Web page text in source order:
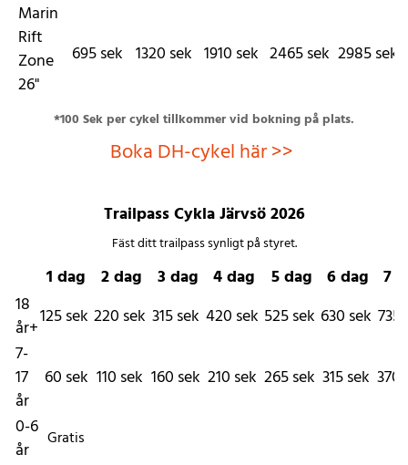
Marin
Rift
Zone
26"
695sek 1320 sek 1910 sek 2465sek 2985sek
*100 Sek per cykel tillkommer vid bokning på plats.
Boka DH-cykel här >>
Trailpass Cykla Järvsö 2026
Fäst ditt trailpass synligt på styret.
1 dag 2 dag 3 dag 4 dag 5 dag 6 dag 7
18
år+125sek 220 sek 315sek 420 sek 525sek 630 sek 735
7-
17
år
60 sek 110 sek 160 sek 210 sek 265sek 315sek 370
0-6
år
Gratis